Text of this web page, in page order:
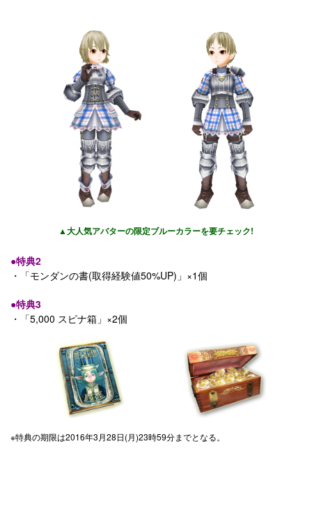
▲大人気アバターの限定ブルーカラーを要チェック!
●特典2
・「モンダンの書(取得経験値50%UP)」×1個
●特典3
・「5,000 スピナ箱」×2個
※特典の期限は2016年3月28日(月)23時59分までとなる。